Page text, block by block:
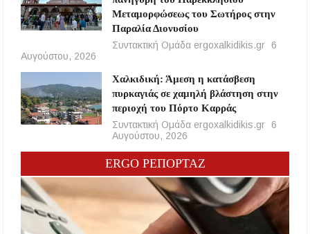
Μεταμορφώσεως του Σωτήρος στην
Παραλία Διονυσίου
Συντακτική Ομάδα ergoxalkidikis.gr
6
Αυγούστου, 2026
Χαλκιδική: Άμεση η κατάσβεση
πυρκαγιάς σε χαμηλή βλάστηση στην
περιοχή του Πόρτο Καρράς
Συντακτική Ομάδα ergoxalkidikis.gr
6
Αυγούστου, 2026
ERGO ΡΕΠΟΡΤΑΖ